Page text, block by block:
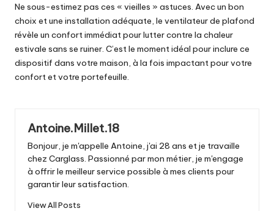
Ne sous-estimez pas ces « vieilles » astuces. Avec un bon
choix et une installation adéquate, le ventilateur de plafond
révèle un confort immédiat pour lutter contre la chaleur
estivale sans se ruiner. C’est le moment idéal pour inclure ce
dispositif dans votre maison, à la fois impactant pour votre
confort et votre portefeuille.
Antoine.Millet.18
Bonjour, je m'appelle Antoine, j'ai 28 ans et je travaille
chez Carglass. Passionné par mon métier, je m'engage
à offrir le meilleur service possible à mes clients pour
garantir leur satisfaction.
View All Posts